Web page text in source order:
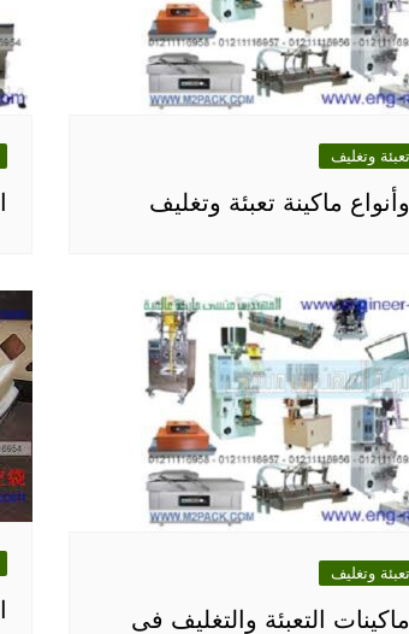
وتغليف
ماكينة تعبئة وتغليف
وتغليف
التعبئة والتغليف فى